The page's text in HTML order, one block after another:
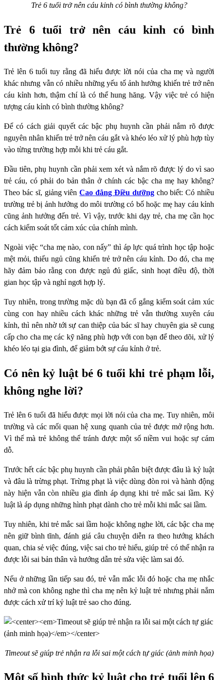
Trẻ 6 tuổi trở nên cáu kỉnh có bình thường không?
Trẻ 6 tuổi trở nên cáu kỉnh có bình
thường không?
Trẻ lên 6 tuổi tuy rằng đã hiểu được lời nói của cha mẹ và người
khác nhưng vẫn có nhiều những yếu tố ảnh hưởng khiến trẻ trở nên
cáu kỉnh hơn, thậm chí là có thể hung hăng. Vậy việc trẻ có hiện
tượng cáu kỉnh có bình thường không?
Để có cách giải quyết các bậc phụ huynh cần phải nắm rõ được
nguyên nhân khiến trẻ trở nên cáu gắt và khéo léo xử lý phù hợp tùy
vào từng trường hợp mỗi khi trẻ cáu gắt.
Đầu tiên, phụ huynh cần phải xem xét và nắm rõ được lý do vì sao
trẻ cáu, có phải do bản thân ở chính các bậc cha mẹ hay không?
Theo bác sĩ, giảng viênCao đẳng Điều dưỡngcho biết: Có nhiều
trường trẻ bị ảnh hưởng do môi trường có bố hoặc mẹ hay cáu kỉnh
cũng ảnh hưởng đến trẻ. Vì vậy, trước khi dạy trẻ, cha mẹ cần học
cách kiểm soát tốt cảm xúc của chính mình.
Ngoài việc “cha mẹ nào, con nấy” thì áp lực quá trình học tập hoặc
mệt mỏi, thiếu ngủ cũng khiến trẻ trở nên cáu kỉnh. Do đó, cha mẹ
hãy đảm bảo rằng con được ngủ đủ giấc, sinh hoạt điều độ, thời
gian học tập và nghỉ ngơi hợp lý.
Tuy nhiên, trong trường mặc dù bạn đã cố gắng kiểm soát cảm xúc
cùng con hay nhiều cách khác những trẻ vẫn thường xuyên cáu
kỉnh, thì nên nhờ tới sự can thiệp của bác sĩ hay chuyên gia sẽ cung
cấp cho cha mẹ các kỹ năng phù hợp với con bạn để theo dõi, xử lý
khéo léo tại gia đình, để giảm bớt sự cáu kỉnh ở trẻ.
Có nên kỷ luật bé 6 tuổi khi trẻ phạm lỗi,
không nghe lời?
Trẻ lên 6 tuổi đã hiểu được mọi lời nói của cha mẹ. Tuy nhiên, môi
trường và các mối quan hệ xung quanh của trẻ được mở rộng hơn.
Vì thế mà trẻ không thể tránh được một số niềm vui hoặc sự cám
dỗ.
Trước hết các bậc phụ huynh cần phải phân biệt được đâu là kỷ luật
và đâu là trừng phạt. Trừng phạt là việc dùng đòn roi và hành động
này hiện vẫn còn nhiều gia đình áp dụng khi trẻ mắc sai lầm. Kỷ
luật là áp dụng những hình phạt dành cho trẻ mỗi khi mắc sai lầm.
Tuy nhiên, khi trẻ mắc sai lầm hoặc không nghe lời, các bậc cha mẹ
nên giữ bình tĩnh, đánh giá câu chuyện diễn ra theo hướng khách
quan, chia sẻ việc đúng, việc sai cho trẻ hiểu, giúp trẻ có thể nhận ra
được lỗi sai bản thân và hướng dẫn trẻ sửa việc làm sai đó.
Nếu ở những lần tiếp sau đó, trẻ vẫn mắc lỗi đó hoặc cha mẹ nhắc
nhở mà con không nghe thì cha mẹ nên kỷ luật trẻ nhưng phải nắm
được cách xử trí kỷ luật trẻ sao cho đúng.
Timeout sẽ giúp trẻ nhận ra lỗi sai một cách tự giác (ảnh minh họa)
Một số hình thức kỷ luật cho trẻ tuổi lên 6